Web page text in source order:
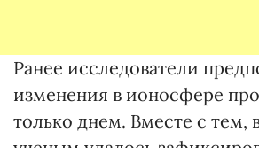
Ранее исследователи
изменения в ионосфере
только днем. Вместе с тем,